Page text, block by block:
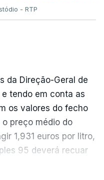
a FAO.
no mês passado
os efeitos das ondas
asiática, observou a
se 8% abaixo do
a Europa em
- RTP
da Direção-Geral de
e tendo em conta as
os valores do fecho
preço médio do
1,931 euros por litro,
95 deverá recuar